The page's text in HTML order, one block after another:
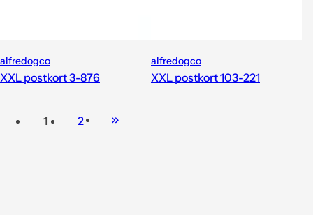
alfredogco
XXL postkort 3-876
alfredogco
XXL postkort 103-221
1 2